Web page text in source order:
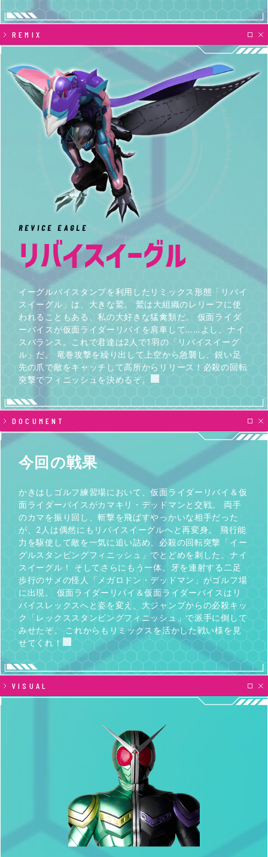
REMIX
REVICE EAGLE
リバイスイーグル
イーグルバイスタンプを利用したリミックス形態「リバイ
スイーグル」は、大きな鷲。 鷲は大組織のレリーフに使
われることもある、私の大好きな猛禽類だ。 仮面ライダ
ーバイスが仮面ライダーリバイを肩車して……よし、ナイ
スバランス。これで君達は2人で1羽の「リバイスイーグ
ル」だ。 竜巻攻撃を繰り出して上空から急襲し、鋭い足
先の爪で敵をキャッチして高所からリリース！必殺の回転
突撃でフィニッシュを決めるぞ。
DOCUMENT
今回の戦果
かきはしゴルフ練習場において、仮面ライダーリバイ＆仮
面ライダーバイスがカマキリ・デッドマンと交戦。 両手
のカマを振り回し、斬撃を飛ばすやっかいな相手だった
が、2人は偶然にもリバイスイーグルへと再変身。 飛行能
力を駆使して敵を一気に追い詰め、必殺の回転突撃「イー
グルスタンピングフィニッシュ」でとどめを刺した。ナイ
スイーグル！ そしてさらにもう一体。牙を連射する二足
歩行のサメの怪人「メガロドン・デッドマン」がゴルフ場
に出現。 仮面ライダーリバイ＆仮面ライダーバイスはリ
バイスレックスへと姿を変え、大ジャンプからの必殺キッ
ク「レックススタンピングフィニッシュ」で派手に倒して
みせたぞ。 これからもリミックスを活かした戦い様を見
せてくれ！
VISUAL